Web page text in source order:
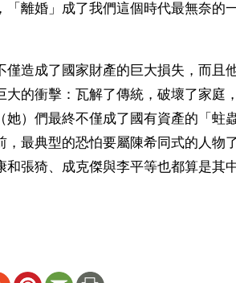
離婚」成了我們這個時代最無奈的
造成了國家財產的巨大損失，而且
的衝擊：瓦解了傳統，破壞了家庭
）們最終不僅成了國有資產的「蛀
最典型的恐怕要屬陳希同式的人物
張猗、成克傑與李平等也都算是其